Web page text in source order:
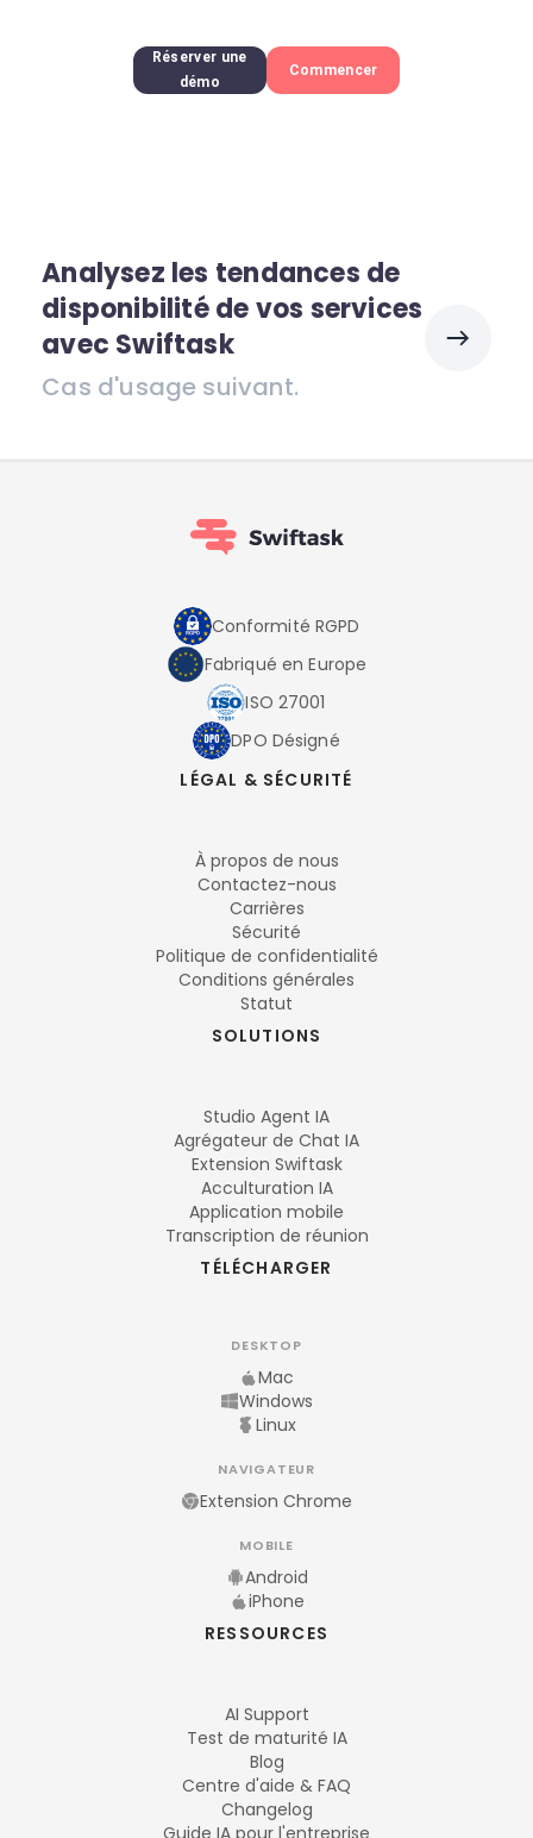
Réserver une
démo
Commencer
Analysez les tendances de
disponibilité de vos services
avec Swiftask
Cas d'usage suivant.
Conformité RGPD
Fabriqué en Europe
ISO 27001
DPO Désigné
LÉGAL & SÉCURITÉ
À propos de nous
Contactez-nous
Carrières
Sécurité
Politique de confidentialité
Conditions générales
Statut
SOLUTIONS
Studio Agent IA
Agrégateur de Chat IA
Extension Swiftask
Acculturation IA
Application mobile
Transcription de réunion
TÉLÉCHARGER
DESKTOP
Mac
Windows
Linux
NAVIGATEUR
Extension Chrome
MOBILE
Android
iPhone
RESSOURCES
AI Support
Test de maturité IA
Blog
Centre d'aide & FAQ
Changelog
Guide IA pour l'entreprise